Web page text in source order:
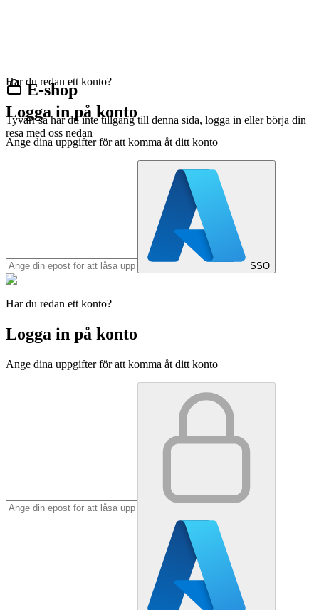
E-shop
Tyvärr så har du inte tillgång till denna sida, logga in eller börja din
resa med oss nedan
Har du redan ett konto?
Logga in på konto
Ange dina uppgifter för att komma åt ditt konto
SSO
Har du redan ett konto?
Logga in på konto
Ange dina uppgifter för att komma åt ditt konto